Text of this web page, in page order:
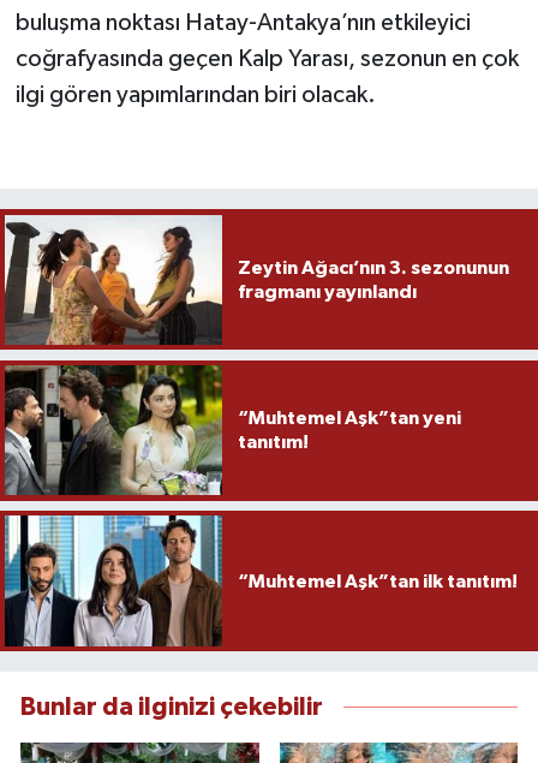
buluşma noktası Hatay-Antakya’nın etkileyici
coğrafyasında geçen Kalp Yarası, sezonun en çok
ilgi gören yapımlarından biri olacak.
Zeytin Ağacı’nın 3. sezonunun
fragmanı yayınlandı
“Muhtemel Aşk”tan yeni
tanıtım!
“Muhtemel Aşk”tan ilk tanıtım!
Bunlar da ilginizi çekebilir